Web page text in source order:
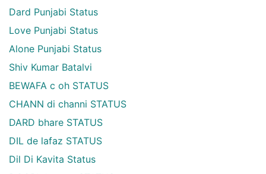
Dard Punjabi Status
Love Punjabi Status
Alone Punjabi Status
Shiv Kumar Batalvi
BEWAFA c oh STATUS
CHANN di channi STATUS
DARD bhare STATUS
DIL de lafaz STATUS
Dil Di Kavita Status